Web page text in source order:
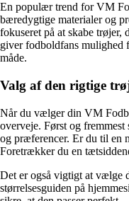
En populær trend for VM
bæredygtige materialer og
fokuseret på at skabe
giver fodboldfans mulighed
måde.
Valg af den rigtige
Når du vælger din VM
overveje. Først og
og præferencer. Er du til en
Foretrækker du en
Det er også vigtigt at vælge
størrelsesguiden på